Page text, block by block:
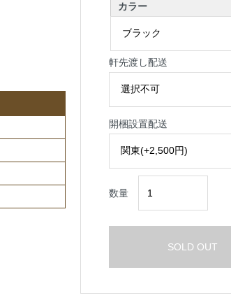
カラー
軒先渡し配送
開梱設置配送
数量
SOLD OUT